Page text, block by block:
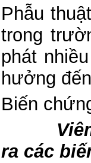
Phẫu
trong
phát
hưởng
Biến
Viêm
ra các